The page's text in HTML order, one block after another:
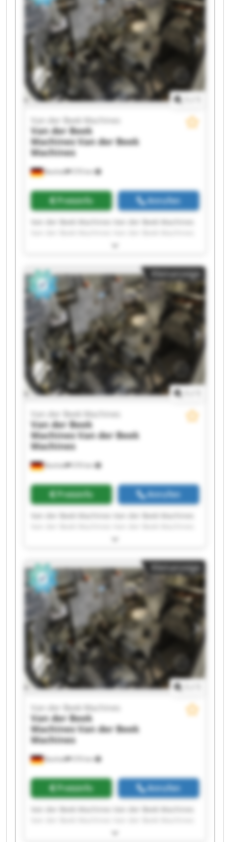
Bocholt 570 km
Van der Beek Machines
Van der Beek
Machines Van der Beek
Machines
Preisinfo Anrufen
Van der Beek Machines Van der Beek Machines
Van der Beek Machines Van der Beek Machines
Van der Beek Machines Van der Beek Machines
Van der Beek Machines Van der Beek Machines
Van der Beek Machines Van der Beek Machines
Van der Beek Machines Van der Beek Machines
Van der Beek Machines Van der Beek Machines
Kleinanzeige
Bocholt 570 km
Van der Beek Machines
Van der Beek
Machines Van der Beek
Machines
Preisinfo Anrufen
Van der Beek Machines Van der Beek Machines
Van der Beek Machines Van der Beek Machines
Van der Beek Machines Van der Beek Machines
Van der Beek Machines Van der Beek Machines
Van der Beek Machines Van der Beek Machines
Van der Beek Machines Van der Beek Machines
Van der Beek Machines Van der Beek Machines
Kleinanzeige
Bocholt 570 km
Van der Beek Machines
Van der Beek
Machines Van der Beek
Machines
Preisinfo Anrufen
Van der Beek Machines Van der Beek Machines